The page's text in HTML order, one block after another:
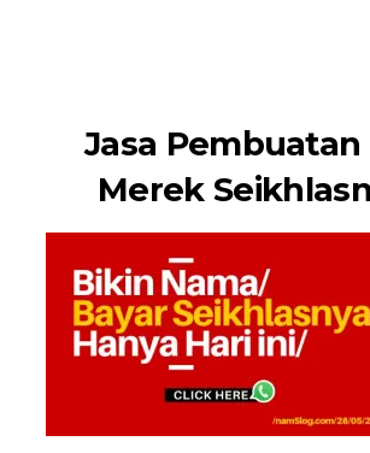
Jasa Pembuatan
Merek